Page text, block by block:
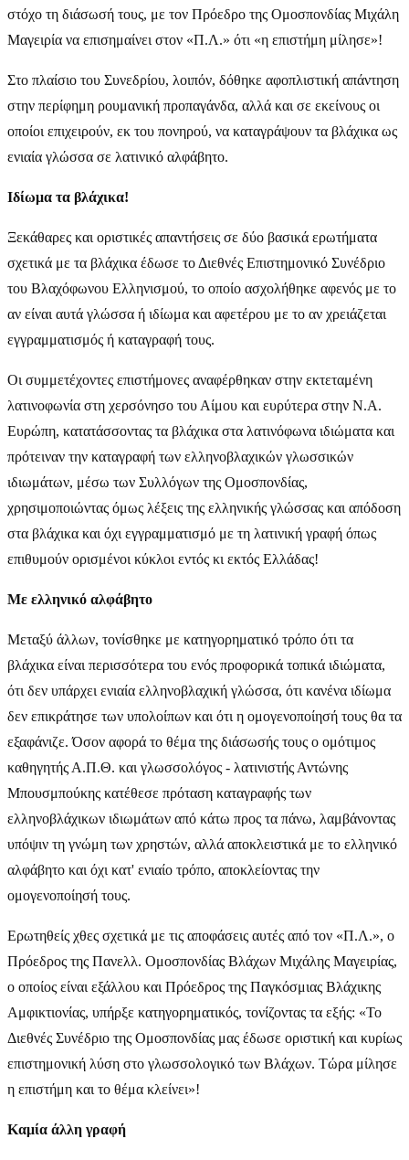
στόχο τη διάσωσή τους, με τον Πρόεδρο της Ομοσπονδίας Μιχάλη
Μαγειρία να επισημαίνει στον «Π.Λ.» ότι «η επιστήμη μίλησε»!
Στο πλαίσιο του Συνεδρίου, λοιπόν, δόθηκε αφοπλιστική απάντηση
στην περίφημη ρουμανική προπαγάνδα, αλλά και σε εκείνους οι
οποίοι επιχειρούν, εκ του πονηρού, να καταγράψουν τα βλάχικα ως
ενιαία γλώσσα σε λατινικό αλφάβητο.
Ιδίωμα τα βλάχικα!
Ξεκάθαρες και οριστικές απαντήσεις σε δύο βασικά ερωτήματα
σχετικά με τα βλάχικα έδωσε το Διεθνές Επιστημονικό Συνέδριο
του Βλαχόφωνου Ελληνισμού, το οποίο ασχολήθηκε αφενός με το
αν είναι αυτά γλώσσα ή ιδίωμα και αφετέρου με το αν χρειάζεται
εγγραμματισμός ή καταγραφή τους.
Οι συμμετέχοντες επιστήμονες αναφέρθηκαν στην εκτεταμένη
λατινοφωνία στη χερσόνησο του Αίμου και ευρύτερα στην Ν.Α.
Ευρώπη, κατατάσσοντας τα βλάχικα στα λατινόφωνα ιδιώματα και
πρότειναν την καταγραφή των ελληνοβλαχικών γλωσσικών
ιδιωμάτων, μέσω των Συλλόγων της Ομοσπονδίας,
χρησιμοποιώντας όμως λέξεις της ελληνικής γλώσσας και απόδοση
στα βλάχικα και όχι εγγραμματισμό με τη λατινική γραφή όπως
επιθυμούν ορισμένοι κύκλοι εντός κι εκτός Ελλάδας!
Με ελληνικό αλφάβητο
Μεταξύ άλλων, τονίσθηκε με κατηγορηματικό τρόπο ότι τα
βλάχικα είναι περισσότερα του ενός προφορικά τοπικά ιδιώματα,
ότι δεν υπάρχει ενιαία ελληνοβλαχική γλώσσα, ότι κανένα ιδίωμα
δεν επικράτησε των υπολοίπων και ότι η ομογενοποίησή τους θα τα
εξαφάνιζε. Όσον αφορά το θέμα της διάσωσής τους ο ομότιμος
καθηγητής Α.Π.Θ. και γλωσσολόγος - λατινιστής Αντώνης
Μπουσμπούκης κατέθεσε πρόταση καταγραφής των
ελληνοβλάχικων ιδιωμάτων από κάτω προς τα πάνω, λαμβάνοντας
υπόψιν τη γνώμη των χρηστών, αλλά αποκλειστικά με το ελληνικό
αλφάβητο και όχι κατ' ενιαίο τρόπο, αποκλείοντας την
ομογενοποίησή τους.
Ερωτηθείς χθες σχετικά με τις αποφάσεις αυτές από τον «Π.Λ.», ο
Πρόεδρος της Πανελλ. Ομοσπονδίας Βλάχων Μιχάλης Μαγειρίας,
ο οποίος είναι εξάλλου και Πρόεδρος της Παγκόσμιας Βλάχικης
Αμφικτιονίας, υπήρξε κατηγορηματικός, τονίζοντας τα εξής: «Το
Διεθνές Συνέδριο της Ομοσπονδίας μας έδωσε οριστική και κυρίως
επιστημονική λύση στο γλωσσολογικό των Βλάχων. Τώρα μίλησε
η επιστήμη και το θέμα κλείνει»!
Καμία άλλη γραφή